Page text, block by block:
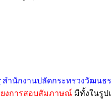
สำนักงานปลัดกระทรวงวัฒนธร
ยงการสอบสัมภาษณ์ มีทั้งในรูป